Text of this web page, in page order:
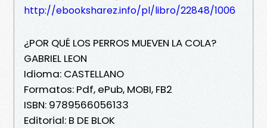
http://ebooksharez.info/pl/libro/22848/1006
¿POR QUÉ LOS PERROS MUEVEN LA COLA?
GABRIEL LEON
Idioma: CASTELLANO
Formatos: Pdf, ePub, MOBI, FB2
ISBN: 9789566056133
Editorial: B DE BLOK